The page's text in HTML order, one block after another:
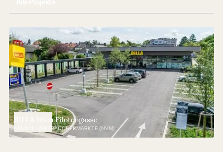
BILLA Wien Pilotengasse
NEUBAU VERBRAUCHERMÄRKTE (NVM)